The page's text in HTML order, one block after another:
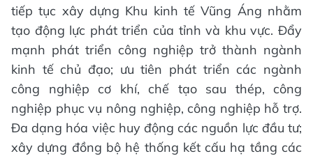
tiếp tục xây dựng Khu kinh tế Vũng Áng nhằm
tạo động lực phát triển của tỉnh và khu vực. Đẩy
mạnh phát triển công nghiệp trở thành ngành
kinh tế chủ đạo; ưu tiên phát triển các ngành
công nghiệp cơ khí, chế tạo sau thép, công
nghiệp phục vụ nông nghiệp, công nghiệp hỗ trợ.
Đa dạng hóa việc huy động các nguồn lực đầu tư;
xây dựng đồng bộ hệ thống kết cấu hạ tầng các